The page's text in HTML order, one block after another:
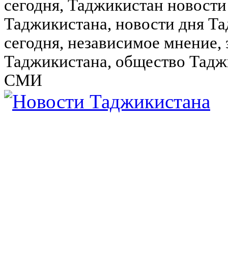
сегодня, Таджикистан
Таджикистана, новости дня
сегодня, независимое
Таджикистана, общество
СМИ